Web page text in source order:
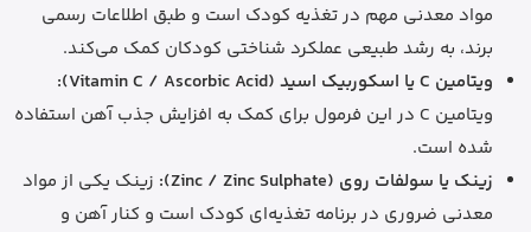
مواد معدنی مهم در تغذیه کودک است و طبق اطلاعات رسمی
برند، به رشد طبیعی عملکرد شناختی کودکان کمک می‌کند.
ویتامین C یا اسکوربیک اسید (Vitamin C / Ascorbic Acid):
ویتامین C در این فرمول برای کمک به افزایش جذب آهن استفاده
شده است.
زینک یا سولفات روی (Zinc / Zinc Sulphate):
زینک یکی از مواد
معدنی ضروری در برنامه تغذیه‌ای کودک است و کنار آهن و